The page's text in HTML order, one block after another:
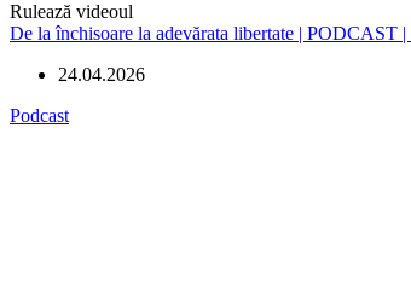
Rulează videoul
De la închisoare la adevărata libertate | PODCAST
24.04.2026
Podcast